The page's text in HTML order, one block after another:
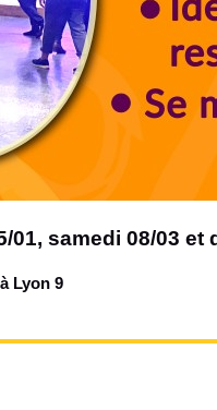
01, samedi 08/03 et
Lyon 9